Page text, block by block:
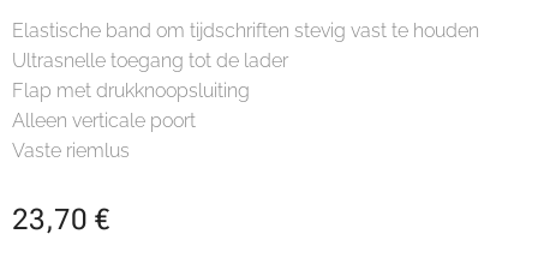
Elastische band om tijdschriften stevig vast te houden
Ultrasnelle toegang tot de lader
Flap met drukknoopsluiting
Alleen verticale poort
Vaste riemlus
23,70 €